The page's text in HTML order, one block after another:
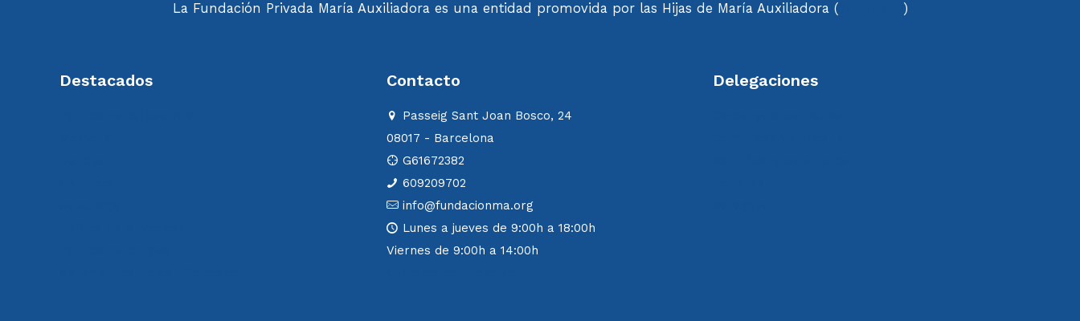
La Fundación Privada María Auxiliadora es una entidad promovida por las Hijas de María Auxiliadora (Salesianas )
Destacados Contacto
Passeig Sant Joan Bosco, 24
08017 - Barcelona
G61672382
609209702
info@fundacionma.org
Lunes a jueves de 9:00h a 18:00h
Viernes de 9:00h a 14:00h
Delegaciones